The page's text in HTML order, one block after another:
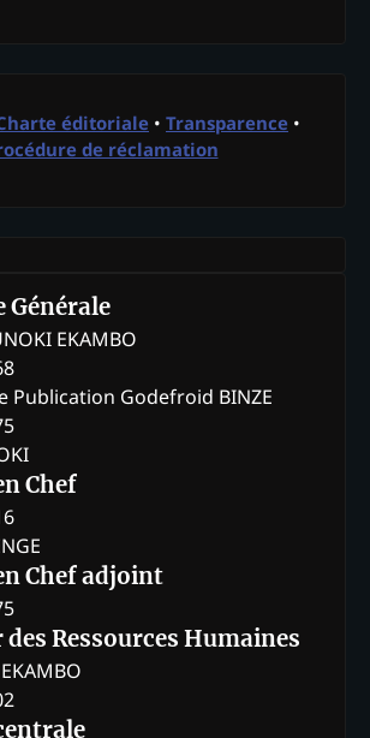
éditoriale • Transparence •
de réclamation
Générale
EKAMBO
Publication Godefroid BINZE
Chef
Chef adjoint
des Ressources Humaines